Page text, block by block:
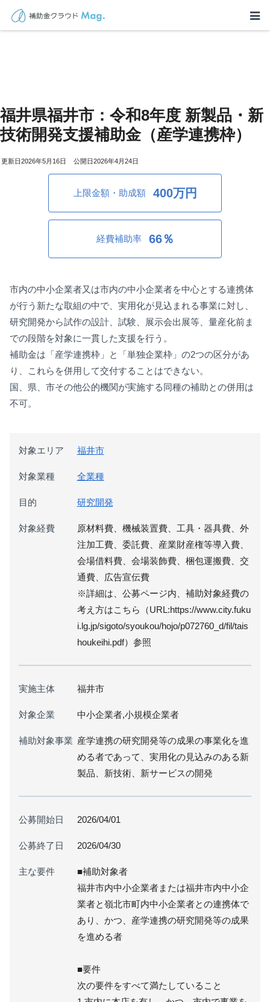
福井県福井市：令和8年度 新製品・新
技術開発支援補助金（産学連携枠）
2026年5月16日 2026年4月24日
上限金額・助成額 400万円
経費補助率 66％
市内の中小企業者又は市内の中小企業者を中心とする連携体
が行う新たな取組の中で、実用化が見込まれる事業に対し、
研究開発から試作の設計、試験、展示会出展等、量産化前ま
での段階を対象に一貫した支援を行う。
補助金は「産学連携枠」と「単独企業枠」の2つの区分があ
り、これらを併用して交付することはできない。
国、県、市その他公的機関が実施する同種の補助との併用は
不可。
対象エリア 福井市
対象業種 全業種
目的 研究開発
対象経費
原材料費、機械装置費、工具・器具費、外
注加工費、委託費、産業財産権等導入費、
会場借料費、会場装飾費、梱包運搬費、交
通費、広告宣伝費
※詳細は、公募ページ内、補助対象経費の
考え方はこちら（URL:https://www.city.fuku
i.lg.jp/sigoto/syoukou/hojo/p072760_d/fil/tais
houkeihi.pdf）参照
実施主体 福井市
対象企業 中小企業者,小規模企業者
補助対象事業 産学連携の研究開発等の成果の事業化を進
める者であって、実用化の見込みのある新
製品、新技術、新サービスの開発
公募開始日 2026/04/01
公募終了日 2026/04/30
主な要件
■補助対象者
福井市内中小企業者または福井市内中小企
業者と嶺北市町内中小企業者との連携体で
あり、かつ、産学連携の研究開発等の成果
を進める者
■要件
次の要件をすべて満たしていること